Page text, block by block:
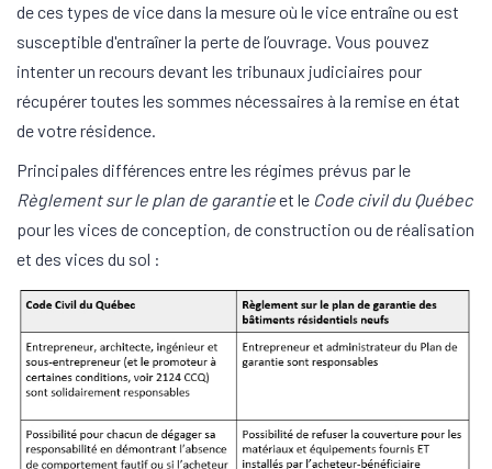
de ces types de vice dans la mesure où le vice entraîne ou est
susceptible d'entraîner la perte de l’ouvrage. Vous pouvez
intenter un recours devant les tribunaux judiciaires pour
récupérer toutes les sommes nécessaires à la remise en état
de votre résidence.
Principales différences entre les régimes prévus par le
Règlement sur le plan de garantieet le Code civil du Québec
pour les vices de conception, de construction ou de réalisation
et des vices du sol :